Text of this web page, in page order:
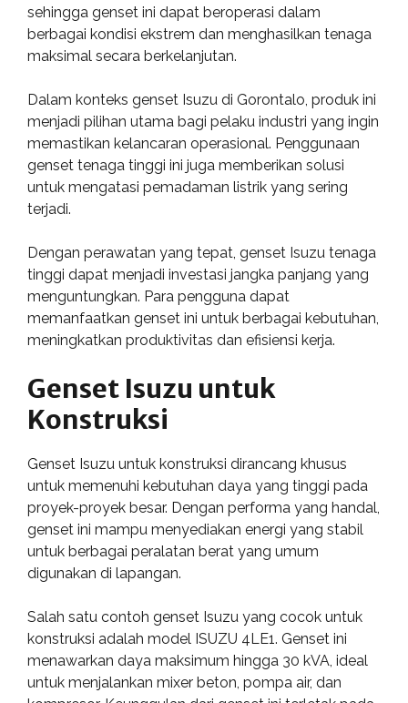
sehingga genset ini dapat beroperasi dalam
berbagai kondisi ekstrem dan menghasilkan tenaga
maksimal secara berkelanjutan.
Dalam konteks genset Isuzu di Gorontalo, produk ini
menjadi pilihan utama bagi pelaku industri yang ingin
memastikan kelancaran operasional. Penggunaan
genset tenaga tinggi ini juga memberikan solusi
untuk mengatasi pemadaman listrik yang sering
terjadi.
Dengan perawatan yang tepat, genset Isuzu tenaga
tinggi dapat menjadi investasi jangka panjang yang
menguntungkan. Para pengguna dapat
memanfaatkan genset ini untuk berbagai kebutuhan,
meningkatkan produktivitas dan efisiensi kerja.
Genset Isuzu untuk
Konstruksi
Genset Isuzu untuk konstruksi dirancang khusus
untuk memenuhi kebutuhan daya yang tinggi pada
proyek-proyek besar. Dengan performa yang handal,
genset ini mampu menyediakan energi yang stabil
untuk berbagai peralatan berat yang umum
digunakan di lapangan.
Salah satu contoh genset Isuzu yang cocok untuk
konstruksi adalah model ISUZU 4LE1. Genset ini
menawarkan daya maksimum hingga 30 kVA, ideal
untuk menjalankan mixer beton, pompa air, dan